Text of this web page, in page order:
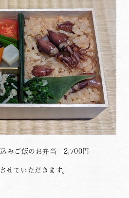
みご飯のお弁当 2,700円
せていただきます。